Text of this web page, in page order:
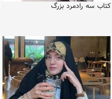
کتاب سه رادمرد بزرگ